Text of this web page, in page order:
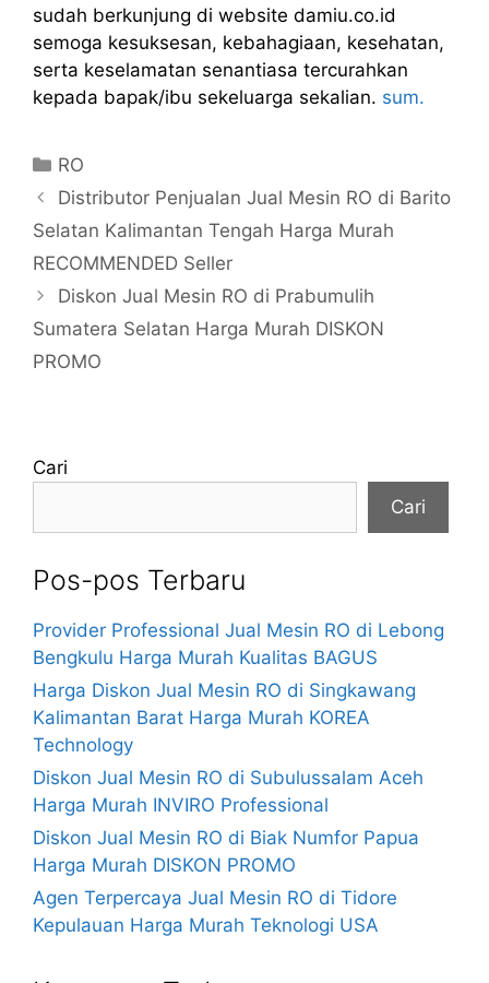
sudah berkunjung di website damiu.co.id
semoga kesuksesan, kebahagiaan, kesehatan,
serta keselamatan senantiasa tercurahkan
kepada bapak/ibu sekeluarga sekalian. sum.
Kategori
RO
Distributor Penjualan Jual Mesin RO di Barito
Selatan Kalimantan Tengah Harga Murah
RECOMMENDED Seller
Diskon Jual Mesin RO di Prabumulih
Sumatera Selatan Harga Murah DISKON
PROMO
Cari
Cari
Pos-pos Terbaru
Provider Professional Jual Mesin RO di Lebong
Bengkulu Harga Murah Kualitas BAGUS
Harga Diskon Jual Mesin RO di Singkawang
Kalimantan Barat Harga Murah KOREA
Technology
Diskon Jual Mesin RO di Subulussalam Aceh
Harga Murah INVIRO Professional
Diskon Jual Mesin RO di Biak Numfor Papua
Harga Murah DISKON PROMO
Agen Terpercaya Jual Mesin RO di Tidore
Kepulauan Harga Murah Teknologi USA